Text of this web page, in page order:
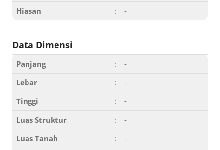
Hiasan
: -
Data Dimensi
Panjang :
-
Lebar
:
-
Tinggi
:
-
Luas Struktur
:
-
Luas Tanah
:
-